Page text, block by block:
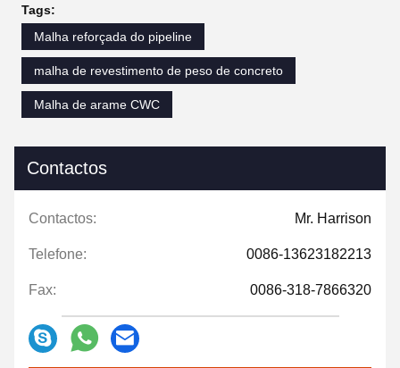
Tags:
Malha reforçada do pipeline
malha de revestimento de peso de concreto
Malha de arame CWC
Contactos
Contactos: Mr. Harrison
Telefone: 0086-13623182213
Fax: 0086-318-7866320